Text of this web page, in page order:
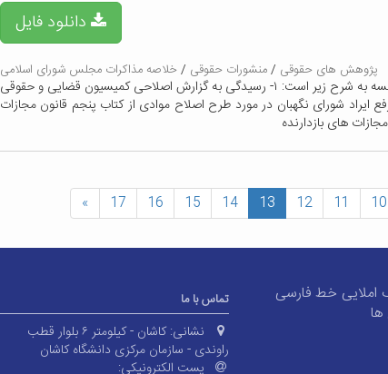
دانلود فایل
پژوهش های حقوقی /منشورات حقوقی /خلاصه مذاکرات مجلس شورای اسلامی
اهم مذاکرات این جلسه به شرح زیر است: ۱- رسیدگی به گزارش اصلاحی کمیسیون قضایی و حقوقی
ایراد شورای نگهبان در مورد طرح اصلاح موادی از کتاب پنجم قانون مجازات
های بازدارنده
10
11
12
13
14
15
16
17
»
خط فارسی
تماس با ما
نشانی:
کاشان - کیلومتر ۶ بلوار قطب
راوندی - سازمان مرکزی دانشگاه کاشان
پست الکترونیکی: